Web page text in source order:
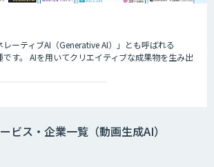
ーティブAI（Generative AI）」とも呼ばれる
す。 AIを用いてクリエイティブな成果物を生み出
ど多岐にわたります。
ビス・企業一覧（動画生成AI）